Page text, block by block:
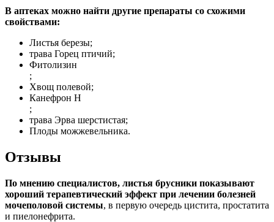
В аптеках можно найти другие препараты со схожими
свойствами:
Листья березы;
трава Горец птичий;
Фитолизин
;
Хвощ полевой;
Канефрон Н
;
трава Эрва шерстистая;
Плоды можжевельника.
Отзывы
По мнению специалистов, листья брусники показывают
хороший терапевтический эффект при лечении болезней
мочеполовой системы, в первую очередь цистита, простатита
и пиелонефрита.